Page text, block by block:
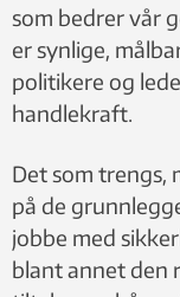
som bedrer vår
er synlige,
politikere og
handlekraft.
Det som trengs,
på de
jobbe med
blant annet den